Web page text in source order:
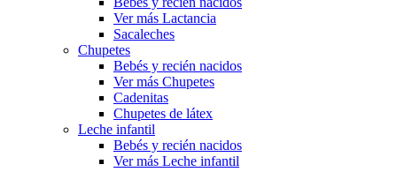
Ver más Lactancia
Sacaleches
Chupetes
Bebés y recién nacidos
Ver más Chupetes
Cadenitas
Chupetes de látex
Leche infantil
Bebés y recién nacidos
Ver más Leche infantil